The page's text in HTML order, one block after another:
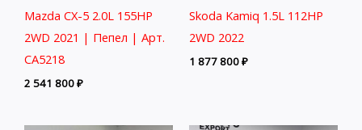
Mazda CX-5 2.0L 155HP
2WD 2021 | Пепел | Арт.
CA5218
2 541 800₽
Skoda Kamiq 1.5L 112HP
2WD 2022
1 877 800₽